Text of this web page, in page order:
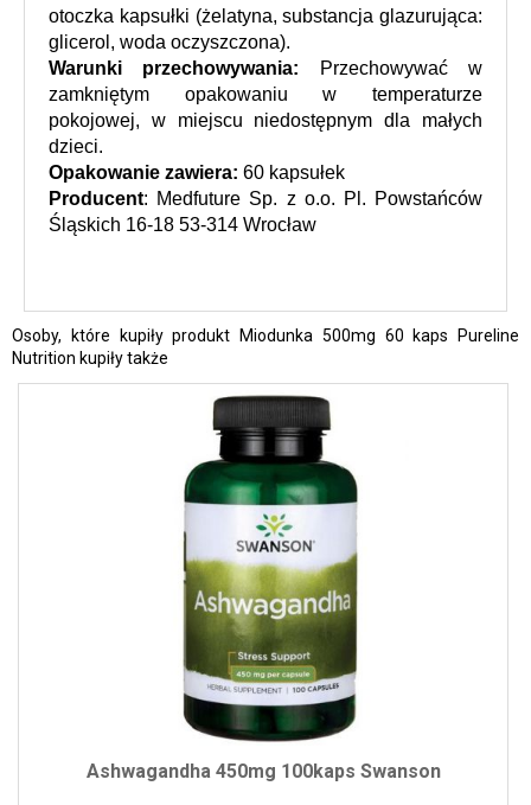
otoczka kapsułki (żelatyna, substancja glazurująca:
glicerol, woda oczyszczona).
Warunki przechowywania: Przechowywać w
zamkniętym opakowaniu w temperaturze
pokojowej, w miejscu niedostępnym dla małych
dzieci.
Opakowanie zawiera: 60 kapsułek
Producent: Medfuture Sp. z o.o. Pl. Powstańców
Śląskich 16-18 53-314 Wrocław
Osoby, które kupiły produkt Miodunka 500mg 60 kaps Pureline
Nutrition kupiły także
Ashwagandha 450mg 100kaps Swanson